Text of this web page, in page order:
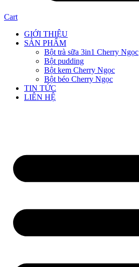
Cart
GIỚI THIỆU
SẢN PHẨM
Bột trà sữa 3in1 Cherry Ngọc
Bột pudding
Bột kem Cherry Ngọc
Bột béo Cherry Ngọc
TIN TỨC
LIÊN HỆ